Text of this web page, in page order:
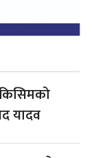
यादव